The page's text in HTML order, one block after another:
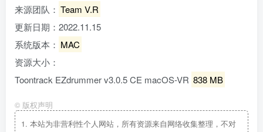
来源团队： Team V.R
更新日期：2022.11.15
系统版本： MAC
资源大小：
Toontrack EZdrummer v3.0.5 CE macOS-VR 838 MB
© 版权声明
1. 本站为非营利性个人网站，所有资源来自网络收集整理，不对